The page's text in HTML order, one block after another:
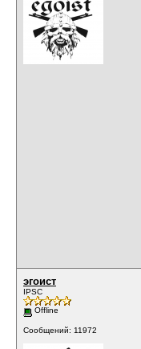
эгоист
IPSC
Offline
Сообщений: 11972